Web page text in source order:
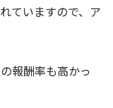
ていますので、ア
報酬率も高かっ